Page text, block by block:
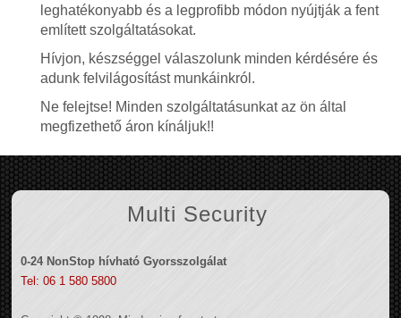
leghatékonyabb és a legprofibb módon nyújtják a fent
említett szolgáltatásokat.
Hívjon, készséggel válaszolunk minden kérdésére és
adunk felvilágosítást munkáinkról.
Ne felejtse! Minden szolgáltatásunkat az ön által
megfizethető áron kínáljuk!!
Multi Security
0-24 NonStop hívható Gyorsszolgálat
Tel: 06 1 580 5800